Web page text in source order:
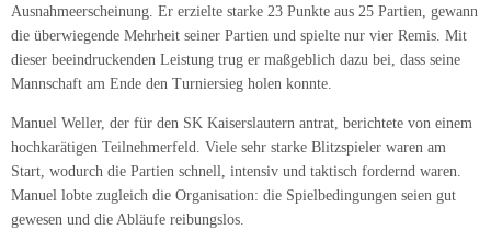
Ausnahmeerscheinung. Er erzielte starke 23 Punkte aus 25 Partien, gewann
die überwiegende Mehrheit seiner Partien und spielte nur vier Remis. Mit
dieser beeindruckenden Leistung trug er maßgeblich dazu bei, dass seine
Mannschaft am Ende den Turniersieg holen konnte.
Manuel Weller, der für den SK Kaiserslautern antrat, berichtete von einem
hochkarätigen Teilnehmerfeld. Viele sehr starke Blitzspieler waren am
Start, wodurch die Partien schnell, intensiv und taktisch fordernd waren.
Manuel lobte zugleich die Organisation: die Spielbedingungen seien gut
gewesen und die Abläufe reibungslos.